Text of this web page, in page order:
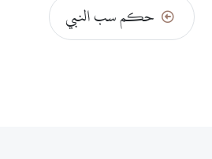
حكم سب النبي